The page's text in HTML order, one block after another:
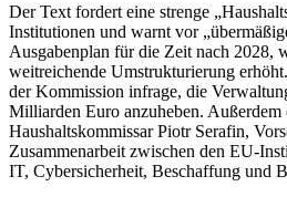
Der Text fordert eine strenge
Institutionen und warnt vor
Ausgabenplan für die Zeit nach 2028,
weitreichende Umstrukturierung
der Kommission infrage, die
Milliarden Euro anzuheben. Außerdem
Haushaltskommissar Piotr Serafin,
Zusammenarbeit zwischen den EU-
IT, Cybersicherheit, Beschaffung und